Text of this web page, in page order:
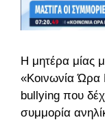
Η μητέρα μίας
«Κοινωνία Ώρα
bullying που
συμμορία